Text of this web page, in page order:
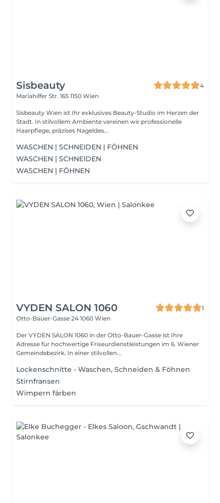
Sisbeauty
4
Mariahilfer Str. 165 1150 Wien
Sisbeauty Wien ist Ihr exklusives Beauty-Studio im Herzen der
Stadt. In stilvollem Ambiente vereinen wir professionelle
Haarpflege, präzises Nageldes...
WASCHEN | SCHNEIDEN | FÖHNEN
WASCHEN | SCHNEIDEN
WASCHEN | FÖHNEN
VYDEN SALON 1060
1
Otto-Bauer-Gasse 24 1060 Wien
Der VYDEN SALON 1060 in der Otto-Bauer-Gasse ist Ihre
Adresse für hochwertige Friseurdienstleistungen im 6. Wiener
Gemeindebezirk. In einer stilvollen...
Lockenschnitte - Waschen, Schneiden & Föhnen
Stirnfransen
Wimpern färben